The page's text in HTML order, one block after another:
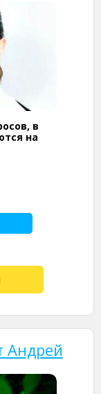
в
на
Андрей